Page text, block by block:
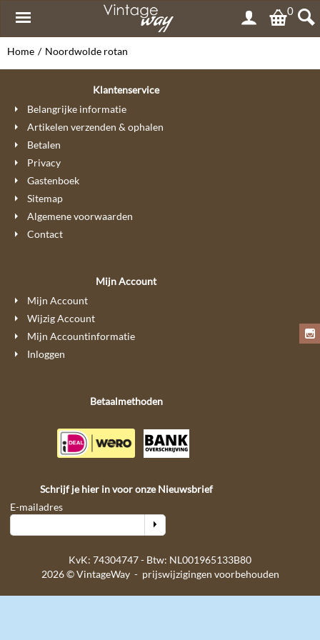
0
Home / Noordwolde rotan
Klantenservice
Belangrijke informatie
Artikelen verzenden & ophalen
Betalen
Privacy
Gastenboek
Sitemap
Algemene voorwaarden
Contact
Mijn Account
Mijn Account
Wijzig Account
Mijn Accountinformatie
Inloggen
Betaalmethoden
Schrijf je hier in voor onze Nieuwsbrief
E-mailadres
KvK: 74304747 - Btw: NL001965133B80
2026 © VintageWay - prijswijzigingen voorbehouden